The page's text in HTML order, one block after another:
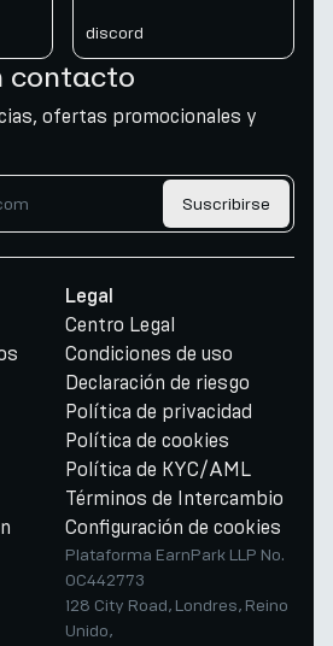
discord
contacto
ofertas promocionales y
Suscribirse
Legal
Centro Legal
Condiciones de uso
Declaración de riesgo
Política de privacidad
Política de cookies
Política de KYC/AML
Términos de Intercambio
Configuración de cookies
Plataforma EarnPark LLP No.
OC442773
128 City Road, Londres, Reino
Unido,